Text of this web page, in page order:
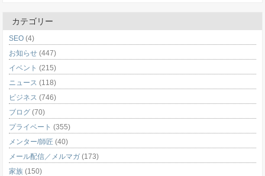
カテゴリー
SEO (4)
お知らせ (447)
イベント (215)
ニュース (118)
ビジネス (746)
ブログ (70)
プライベート (355)
メンター/師匠 (40)
メール配信／メルマガ (173)
家族 (150)